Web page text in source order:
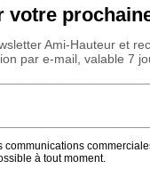
Hauteur totale refermée:
Hauteur totale déployée:
Munie de roulettes de
Uniquement avec
aux normes EN
votre
Ami-Hauteur et
par e-mail, valable 7
communications
à tout moment.